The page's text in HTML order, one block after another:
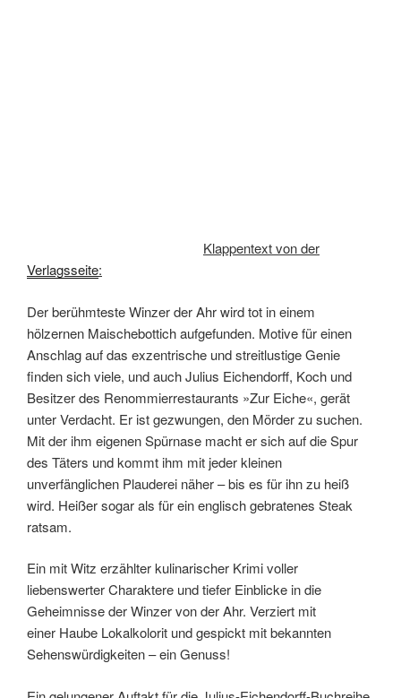
Klappentext von der
Verlagsseite:
Der berühmteste Winzer der Ahr wird tot in einem
hölzernen Maischebottich aufgefunden. Motive für einen
Anschlag auf das exzentrische und streitlustige Genie
finden sich viele, und auch Julius Eichendorff, Koch und
Besitzer des Renommierrestaurants »Zur Eiche«, gerät
unter Verdacht. Er ist gezwungen, den Mörder zu suchen.
Mit der ihm eigenen Spürnase macht er sich auf die Spur
des Täters und kommt ihm mit jeder kleinen
unverfänglichen Plauderei näher – bis es für ihn zu heiß
wird. Heißer sogar als für ein englisch gebratenes Steak
ratsam.
Ein mit Witz erzählter kulinarischer Krimi voller
liebenswerter Charaktere und tiefer Einblicke in die
Geheimnisse der Winzer von der Ahr. Verziert mit
einer Haube Lokalkolorit und gespickt mit bekannten
Sehenswürdigkeiten – ein Genuss!